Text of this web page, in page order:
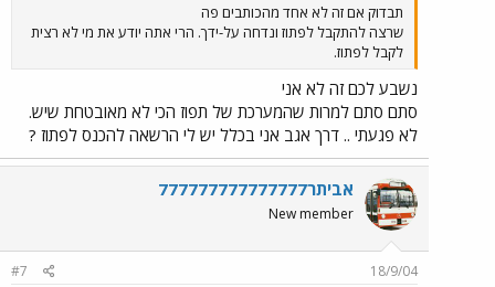
תבדוק אם זה לא אחד מהכותבים פה
שרצה להתקבל לפתוז ונדחה על-ידך. הרי אתה יודע את מי לא רצית
לקבל לפתוז.
נשבע לכם זה לא אני
סתם סתם למרות שהמערכת של תפוז הכי לא מאובטחת שיש.
לא פגעתי .. דרך אגב אני בכלל יש לי הרשאה להכנס לפתוז ?
אביתר777777777777777
New member
18/9/04
#7